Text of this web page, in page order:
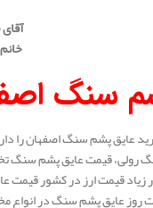
سنگ
عایق پشم سنگ اصفهان را
رولی، قیمت عایق پشم سنگ
زیاد قیمت ارز در کشور
عایق پشم سنگ در انواع